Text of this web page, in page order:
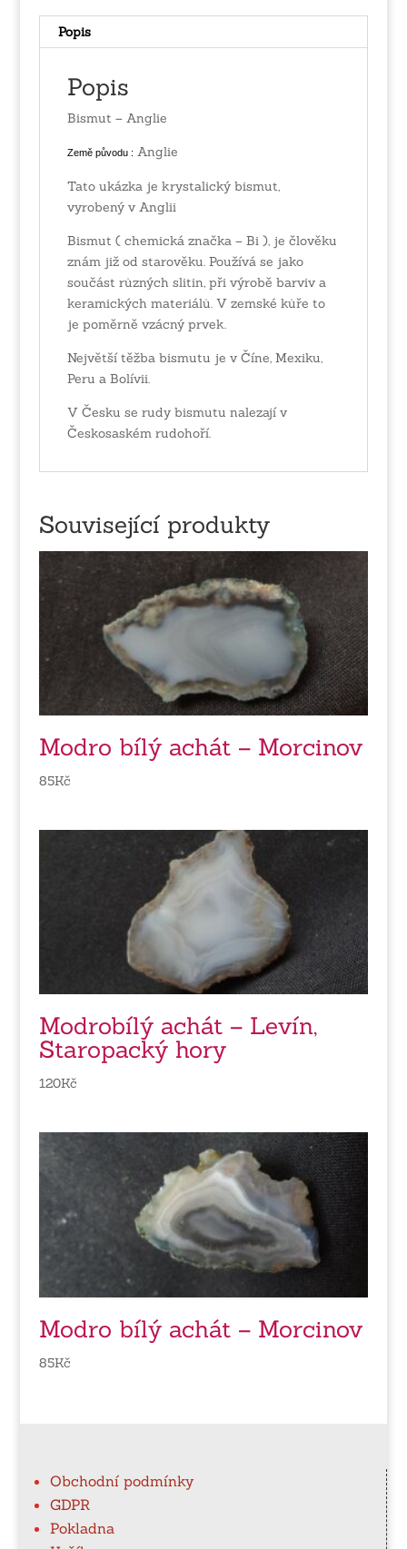
Popis
Popis
Bismut – Anglie
Země původu : Anglie
Tato ukázka je krystalický bismut,
vyrobený v Anglii
Bismut ( chemická značka – Bi ), je člověku
znám již od starověku. Používá se jako
součást různých slitin, při výrobě barviv a
keramických materiálů. V zemské kůře to
je poměrně vzácný prvek.
Největší těžba bismutu je v Číne, Mexiku,
Peru a Bolívii.
V Česku se rudy bismutu nalezají v
Českosaském rudohoří.
Související produkty
Modro bílý achát – Morcinov
85Kč
Modrobílý achát – Levín,
Staropacký hory
120Kč
Modro bílý achát – Morcinov
85Kč
Obchodní podmínky
GDPR
Pokladna